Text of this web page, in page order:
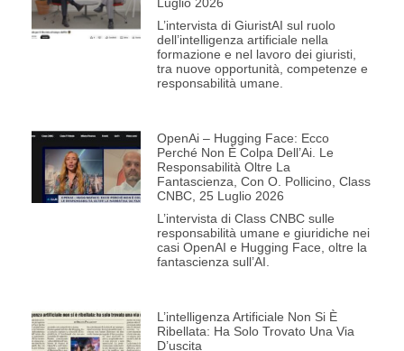
L’intervista di GiuristAI sul ruolo
dell’intelligenza artificiale nella
formazione e nel lavoro dei giuristi,
tra nuove opportunità, competenze e
responsabilità umane.
OpenAi – Hugging Face: Ecco
Perché Non È Colpa Dell’Ai. Le
Responsabilità Oltre La
Fantascienza, Con O. Pollicino, Class
CNBC, 25 Luglio 2026
L’intervista di Class CNBC sulle
responsabilità umane e giuridiche nei
casi OpenAI e Hugging Face, oltre la
fantascienza sull’AI.
L’intelligenza Artificiale Non Si È
Ribellata: Ha Solo Trovato Una Via
D’uscita